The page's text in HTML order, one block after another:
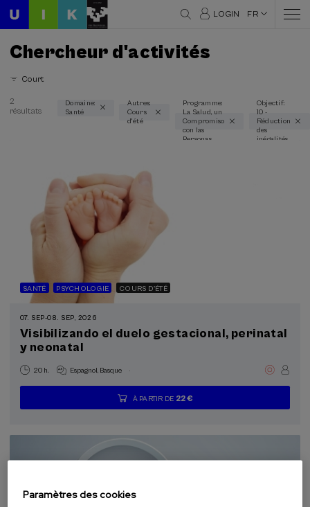
LOGIN FR
Chercheur d'activités
Court
Domaines thématiques
En personne (2)
Cours en ligne en direct (2)
Type d'activité
Programmes spéciaux
2
résultats
Domaine:
Santé
Autres:
Cours
d'été
Programme:
La Salud, un
Compromiso
con las
Personas
Objectif:
10 -
Réduction
des
inégalités
SANTÉ PSYCHOLOGIE COURS D'ÉTÉ
07. SEP-08. SEP, 2026
Visibilizando el duelo gestacional, perinatal
y neonatal
20 h. Espagnol Basque .
...
À PARTIR DE 22 €
Dernières
places
Gratuit
Date
passée
Liste
d'attente
Période
d'inscription
Paramètres des cookies